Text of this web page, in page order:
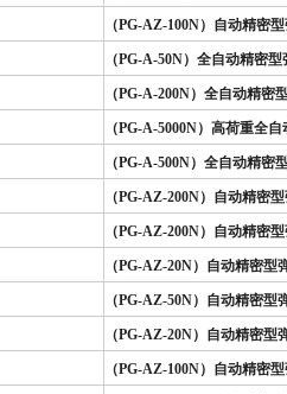
（PG-AZ-100N）自动精密
（PG-A-50N）全自动精密
（PG-A-200N）全自动精密
（PG-A-5000N）高荷重全
（PG-A-500N）全自动精密
（PG-AZ-200N）自动精密
（PG-AZ-200N）自动精密
（PG-AZ-20N）自动精密型
（PG-AZ-50N）自动精密型
（PG-AZ-20N）自动精密型
（PG-AZ-100N）自动精密